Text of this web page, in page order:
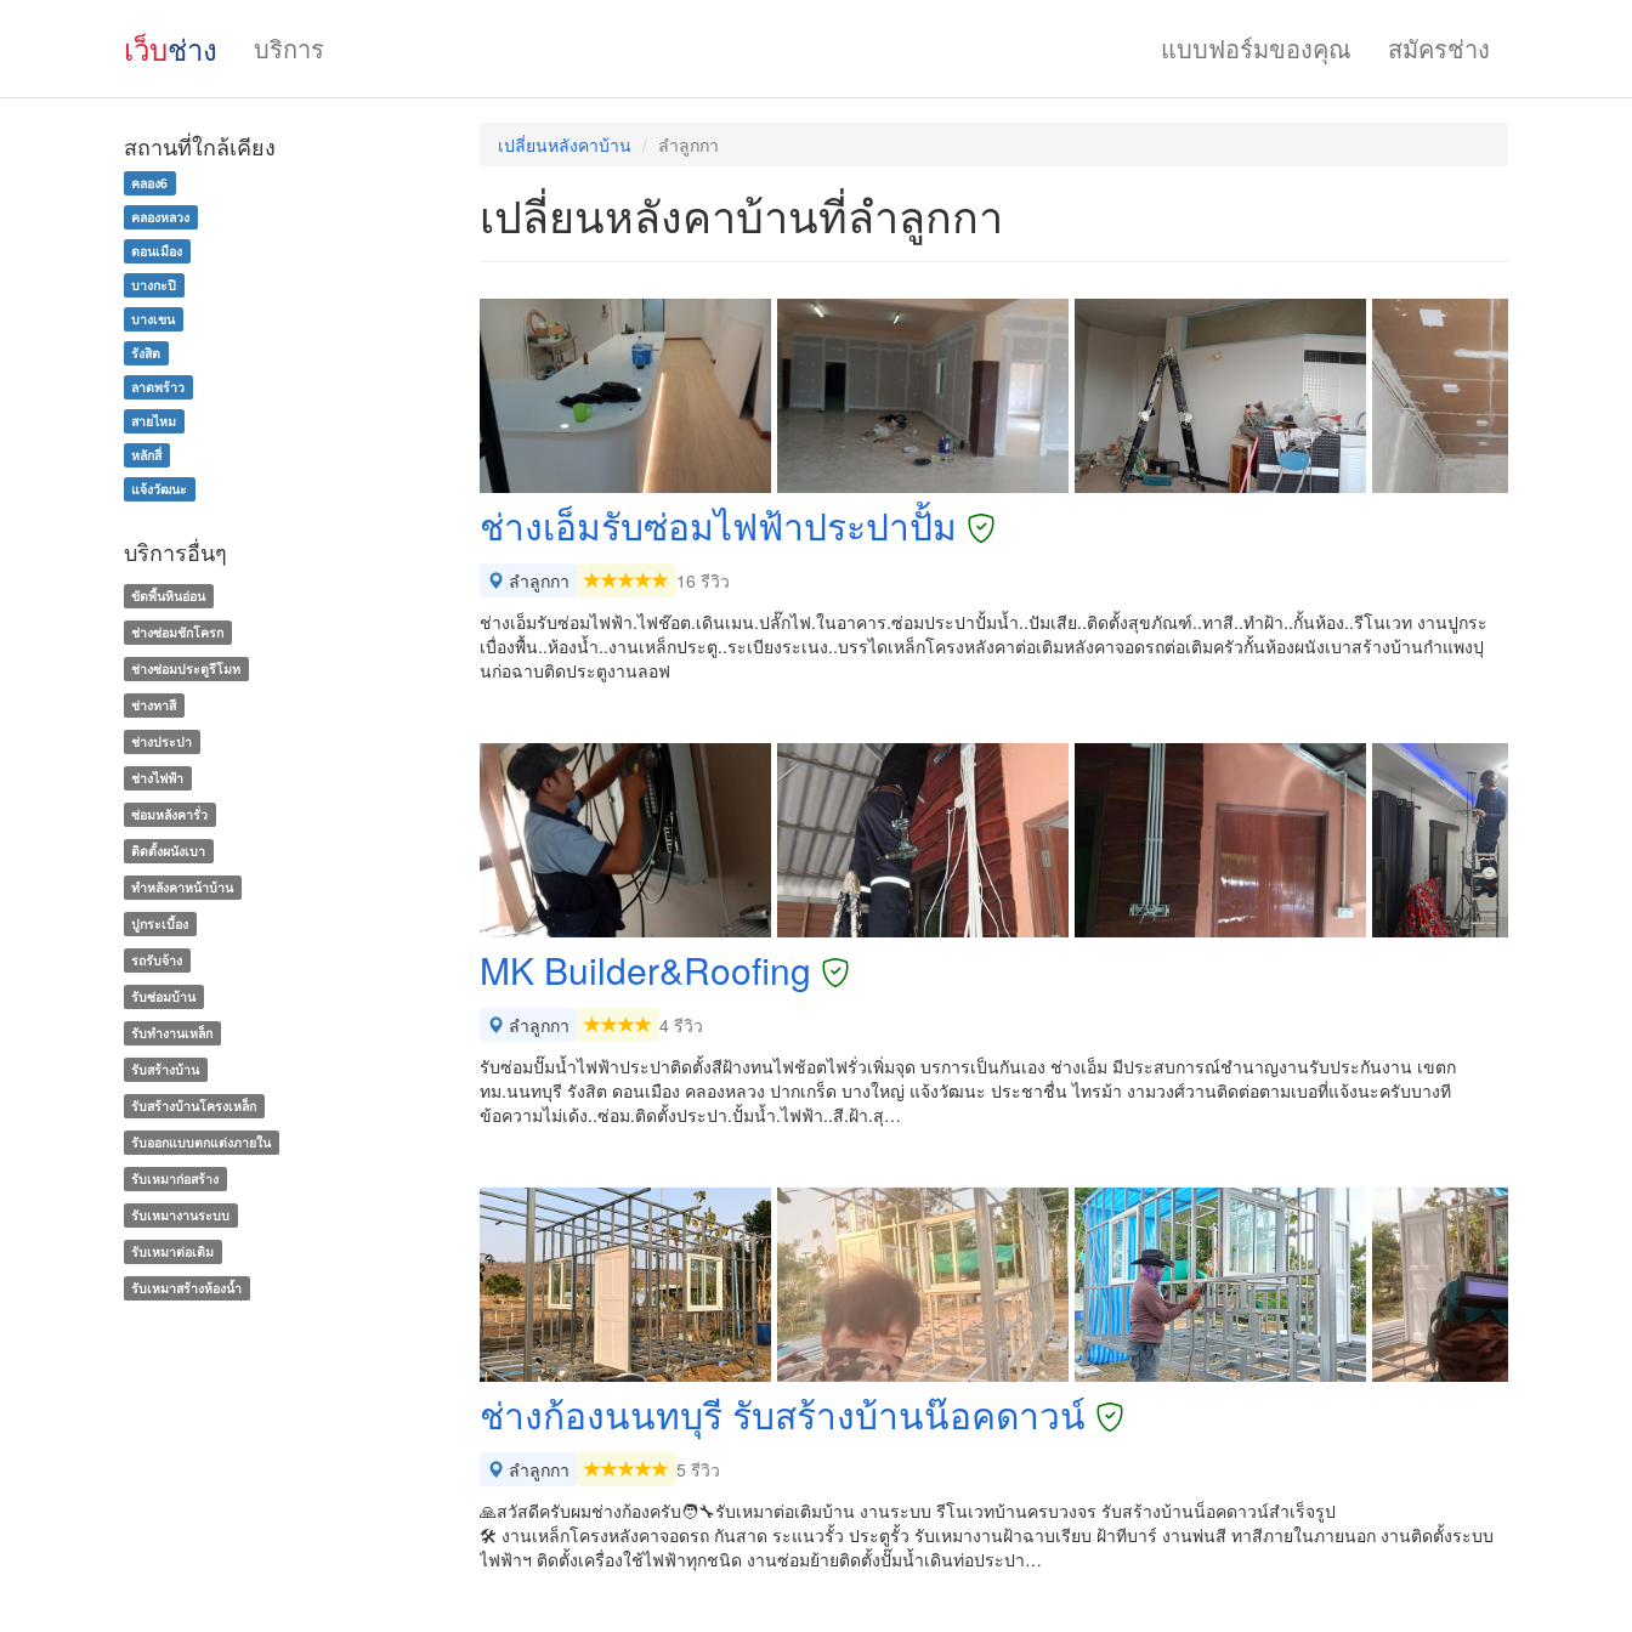
เว็บช่าง บริการ แบบฟอร์มของคุณ สมัครช่าง
เปลี่ยนหลังคาบ้าน ลำลูกกา
เปลี่ยนหลังคาบ้านที่ลำลูกกา
ช่างเอ็มรับซ่อมไฟฟ้าประปาปั้ม
ลำลูกกา
16 รีวิว
ช่างเอ็มรับซ่อมไฟฟ้า.ไฟช๊อต.เดินเมน.ปลั๊กไฟ.ในอาคาร.ซ่อมประปาปั้มน้ำ..ปัมเสีย..ติดตั้งสุขภัณฑ์..ทาสี..ทำฝ้า..กั้นห้อง..รีโนเวท งานปูกระ
เบื่องพื้น..ห้องน้ำ..งานเหล็กประตู..ระเบียงระเนง..บรรไดเหล็กโครงหลังคาต่อเติมหลังคาจอดรถต่อเติมครัวกั้นห้องผนังเบาสร้างบ้านกำแพงปุ
นก่อฉาบติดประตูงานลอฟ
MK Builder&Roofing
ลำลูกกา
4 รีวิว
รับซ่อมปั๊มน้ำไฟฟ้าประปาติดตั้งสีฝ้างทนไฟช้อตไฟรั่วเพิ่มจุด บรการเป็นกันเอง ช่างเอ็ม มีประสบการณ์ชำนาญงานรับประกันงาน เขตก
ทม.นนทบุรี รังสิต ดอนเมือง คลองหลวง ปากเกร็ด บางใหญ่ แจ้งวัฒนะ ประชาชื่น ไทรม้า งามวงศ์วานติดต่อตามเบอที่แจ้งนะครับบางที
ข้อความไม่เด้ง..ซ่อม.ติดตั้งประปา.ปั้มน้ำ.ไฟฟ้า..สี.ฝ้า.สุ…
ช่างก้องนนทบุรี รับสร้างบ้านน๊อค​ดาวน์
ลำลูกกา
5 รีวิว
🙏สวัสดีครับผมช่างก้องครับ🧑‍🔧รับเหมาต่อเติมบ้าน งานระบบ รีโนเวทบ้านครบวงจร รับสร้างบ้านน็อคดาวน์สำเร็จรูป
🛠️ งานเหล็กโครงหลังคา​จอดรถ​ กันสาด ระแนวรั้ว​ ประตูรั้ว รับเหมางานฝ้าฉาบเรียบ ฝ้าทีบาร์ งานพ่นสี ทาสีภายในภายนอก งานติดตั้งระบบ
ไฟฟ้า​ฯ ติดตั้งเครื่องใช้ไฟฟ้าทุกชนิด​ งานซ่อมย้ายติดตั้งปั๊มน้ำเดินท่อประปา​…
สถานที่ใกล้เคียง
คลอง6
คลองหลวง
ดอนเมือง
บางกะปิ
บางเขน
รังสิต
ลาดพร้าว
สายไหม
หลักสี่
แจ้งวัฒนะ
บริการอื่นๆ
ขัดพื้นหินอ่อน
ช่างซ่อมชักโครก
ช่างซ่อมประตูรีโมท
ช่างทาสี
ช่างประปา
ช่างไฟฟ้า
ซ่อมหลังคารั่ว
ติดตั้งผนังเบา
ทําหลังคาหน้าบ้าน
ปูกระเบื้อง
รถรับจ้าง
รับซ่อมบ้าน
รับทำงานเหล็ก
รับสร้างบ้าน
รับสร้างบ้านโครงเหล็ก
รับออกแบบตกแต่งภายใน
รับเหมาก่อสร้าง
รับเหมางานระบบ
รับเหมาต่อเติม
รับเหมาสร้างห้องน้ำ